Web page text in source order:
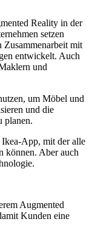
Reality in der
setzen
Zusammenarbeit mit
entwickelt. Auch
und
um Möbel und
und die
planen.
Ikea-App, mit der alle
können. Aber auch
Augmented
Kunden eine